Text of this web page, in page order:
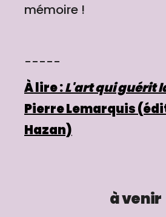
mémoire !
-----
À lire :L'art qui guérit
Pierre Lemarquis
Hazan)
à venir